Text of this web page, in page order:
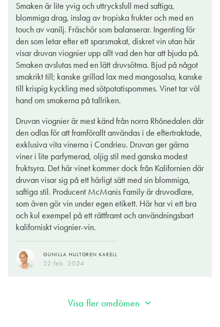
Smaken är lite yvig och uttrycksfull med saftiga,
blommiga drag, inslag av tropiska frukter och med en
touch av vanilj. Fräschör som balanserar. Ingenting för
den som letar efter ett sparsmakat, diskret vin utan här
visar druvan viognier upp allt vad den har att bjuda på.
Smaken avslutas med en lätt druvsötma. Bjud på något
smakrikt till; kanske grillad lax med mangosalsa, kanske
till krispig kyckling med sötpotatispommes. Vinet tar väl
hand om smakerna på tallriken.
Druvan viognier är mest känd från norra Rhônedalen där
den odlas för att framförallt användas i de eftertraktade,
exklusiva vita vinerna i Condrieu. Druvan ger gärna
viner i lite parfymerad, oljig stil med ganska modest
fruktsyra. Det här vinet kommer dock från Kalifornien där
druvan visar sig på ett härligt sätt med sin blommiga,
saftiga stil. Producent McManis Family är druvodlare,
som även gör vin under egen etikett. Här har vi ett bra
och kul exempel på ett rättframt och användningsbart
kaliforniskt viognier-vin.
GUNILLA HULTGREN KARELL
22 feb. 2024
stil där ek och tropisk frukt samsas om förstaplatsen. Ytterst
publikfriande smak med extra allt i varje droppe och smakar
bäst iskallt till allt från chips och jordnötter till pankofriterad fisk
och skaldjur, grillad kyckling, fiskburgare och matiga sallader
som caesarsallad, salad niçoise med mera.
Så lättdrucket att många säkert rynkar på näsan och så långt
från trendiga naturviner du kan komma, men utan tvekan ett vin
som många kommer att gilla; designat in i minsta detalj och
varmt klimat.
BENGT-GÖRAN KRONSTAM
14 feb. 2024
Visa fler omdömen